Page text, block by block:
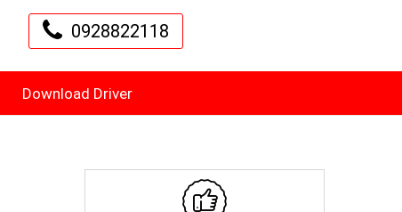
0928822118
Download Driver